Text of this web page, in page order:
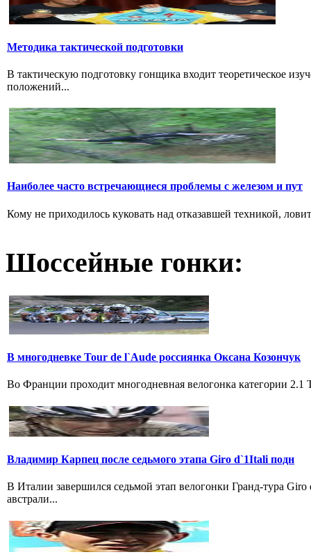
Методика тактической подготовки
В тактическую подготовку гонщика входит теоретическое
положений...
Наиболее часто встречающиеся проблемы с железом и пут
Кому не приходилось куковать над отказавшей техникой,
Шоссейные гонки:
В многодневке Tour de l`Aude россиянка Оксана Козончук
Во Франции проходит многодневная велогонка категории
Владимир Карпец после седьмого этапа Giro d`1Itali подн
В Италии завершился седьмой этап велогонки Гранд-тура
австрали...